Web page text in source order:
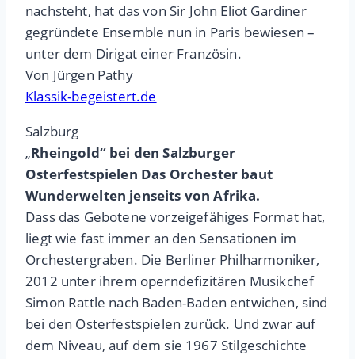
nachsteht, hat das von Sir John Eliot Gardiner
gegründete Ensemble nun in Paris bewiesen –
unter dem Dirigat einer Französin.
Von Jürgen Pathy
Klassik-begeistert.de
Salzburg
„Rheingold“ bei den Salzburger
Osterfestspielen Das Orchester baut
Wunderwelten jenseits von Afrika.
Dass das Gebotene vorzeigefähiges Format hat,
liegt wie fast immer an den Sensationen im
Orchestergraben. Die Berliner Philharmoniker,
2012 unter ihrem operndefizitären Musikchef
Simon Rattle nach Baden-Baden entwichen, sind
bei den Osterfestspielen zurück. Und zwar auf
dem Niveau, auf dem sie 1967 Stilgeschichte